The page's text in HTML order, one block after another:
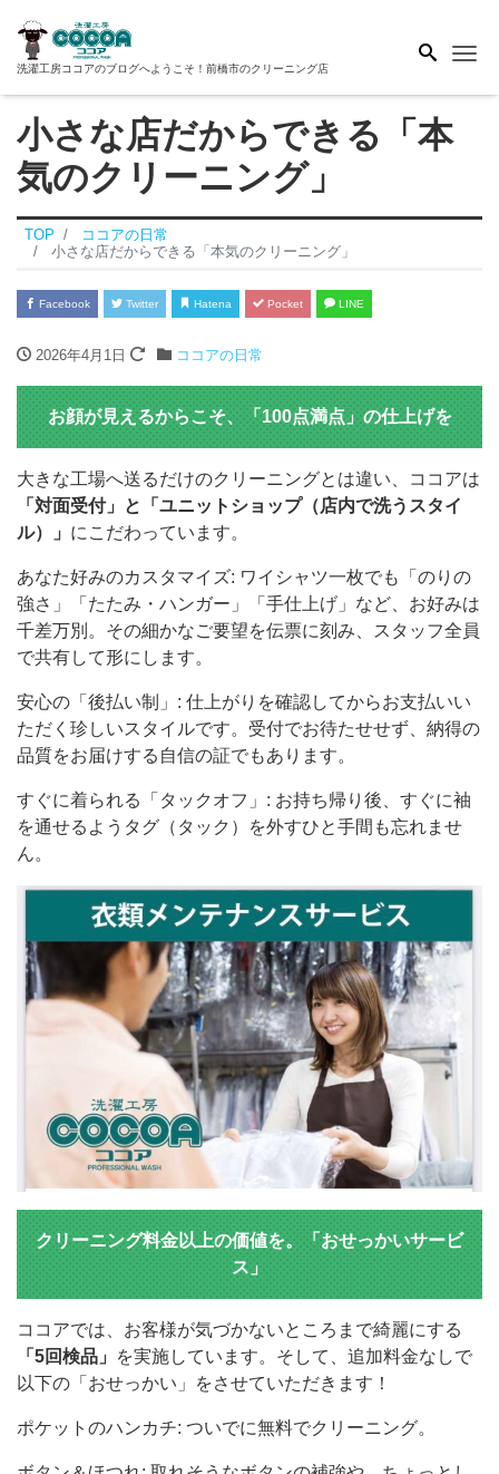
洗濯工房ココアのブログへようこそ！前橋市のクリーニング店
小さな店だからできる「本
気のクリーニング」
TOP
ココアの日常
小さな店だからできる「本気のクリーニング」
Facebook Twitter Hatena Pocket LINE
2026年4月1日 ココアの日常
お顔が見えるからこそ、「100点満点」の仕上げを
大きな工場へ送るだけのクリーニングとは違い、ココアは
「対面受付」と「ユニットショップ（店内で洗うスタイ
ル）」 にこだわっています。
あなた好みのカスタマイズ: ワイシャツ一枚でも「のりの
強さ」「たたみ・ハンガー」「手仕上げ」など、お好みは
千差万別。その細かなご要望を伝票に刻み、スタッフ全員
で共有して形にします。
安心の「後払い制」: 仕上がりを確認してからお支払いい
ただく珍しいスタイルです。受付でお待たせせず、納得の
品質をお届けする自信の証でもあります。
すぐに着られる「タックオフ」: お持ち帰り後、すぐに袖
を通せるようタグ（タック）を外すひと手間も忘れませ
ん。
クリーニング料金以上の価値を。「おせっかいサービ
ス」
ココアでは、お客様が気づかないところまで綺麗にする
「5回検品」
を実施しています。そして、追加料金なしで
以下の「おせっかい」をさせていただきます！
ポケットのハンカチ: ついでに無料でクリーニング。